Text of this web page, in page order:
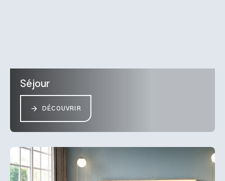
Séjour
DÉCOUVRIR